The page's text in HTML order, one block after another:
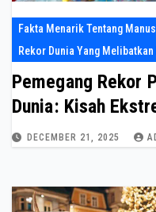
Fakta Menarik Tentang
Rekor Dunia Yang
Pemegang Rekor
Dunia: Kisah
DECEMBER 21, 2025